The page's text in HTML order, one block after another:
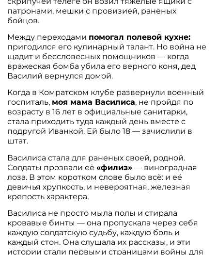
патронами, мешки с провизией, раненых
бойцов.
Между переходами помогал полевой кухне:
пригодился его кулинарный талант. Но война не
щадит и бессловесных помощников — когда
вражеская бомба убила его верного коня, дед
Василий вернулся домой.
Когда в Комратском клубе развернули военный
госпиталь, моя мама Василиса, не пройдя по
возрасту в 16 лет в официальные санитарки,
стала приходить туда каждый день вместе с
подругой Иванкой. Ей было 18 — зачислили в
штат.
Василиса стала для раненых своей, родной.
Солдаты прозвали её«филиз» — виноградная
лоза. В этом коротком слове было всё: и её
девичья хрупкость, и невероятная, железная
крепость характера.
Василиса не просто мыла полы и стирала
кровавые бинты — она пропускала через себя
каждую солдатскую судьбу, каждую боль и
каждый стон. Она слушала их рассказы, и эти
истории стали первыми страницами войны для